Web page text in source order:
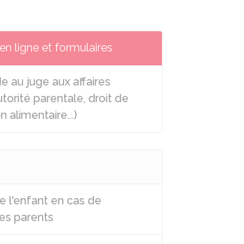
ligne et formulaires
au juge aux affaires
parentale, droit de
alimentaire...)
l'enfant en cas de
parents